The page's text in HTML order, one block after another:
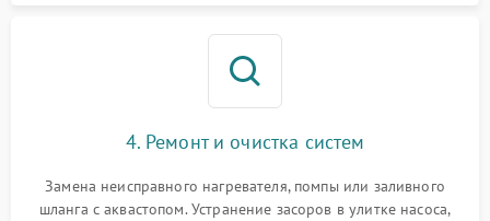
4. Ремонт и очистка систем
Замена неисправного нагревателя, помпы или заливного
шланга с аквастопом. Устранение засоров в улитке насоса,